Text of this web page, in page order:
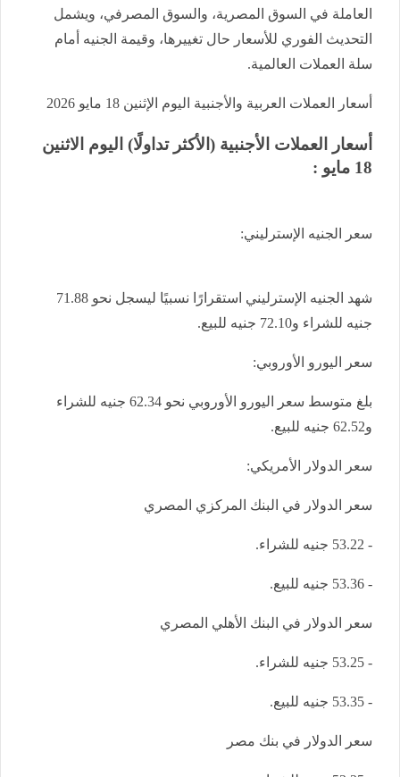
العاملة في السوق المصرية، والسوق المصرفي، ويشمل
التحديث الفوري للأسعار حال تغييرها، وقيمة الجنيه أمام
سلة العملات العالمية.
أسعار العملات العربية والأجنبية اليوم الإثنين 18 مايو 2026
أسعار العملات الأجنبية (الأكثر تداولًا) اليوم الاثنين
18 مايو :
سعر الجنيه الإسترليني:
شهد الجنيه الإسترليني استقرارًا نسبيًا ليسجل نحو 71.88
جنيه للشراء و72.10 جنيه للبيع.
سعر اليورو الأوروبي:
بلغ متوسط سعر اليورو الأوروبي نحو 62.34 جنيه للشراء
و62.52 جنيه للبيع.
سعر الدولار الأمريكي:
سعر الدولار في البنك المركزي المصري
- 53.22 جنيه للشراء.
- 53.36 جنيه للبيع.
سعر الدولار في البنك الأهلي المصري
- 53.25 جنيه للشراء.
- 53.35 جنيه للبيع.
سعر الدولار في بنك مصر